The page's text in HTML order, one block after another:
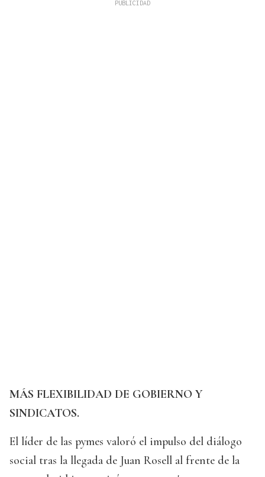
MÁS FLEXIBILIDAD DE GOBIERNO Y
SINDICATOS.
El líder de las pymes valoró el impulso del diálogo
social tras la llegada de Juan Rosell al frente de la